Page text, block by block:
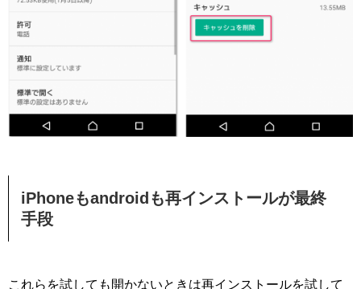
iPhoneもandroidも再インストールが最終
手段
これらを試しても開かないときは再インストールを試して